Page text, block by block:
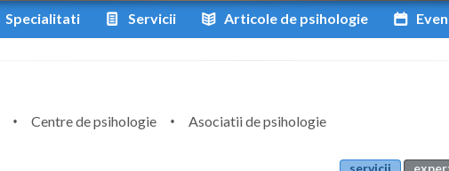
Specialitati Servicii Articole de psihologie
Centre de psihologie
Asociatii de psihologie
servicii